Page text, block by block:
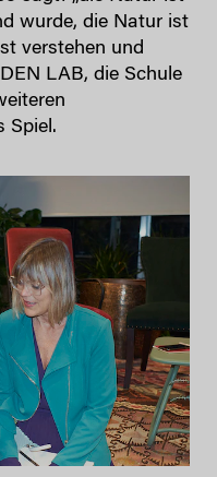
wurde, die Natur ist
verstehen und
LAB, die Schule
Spiel.